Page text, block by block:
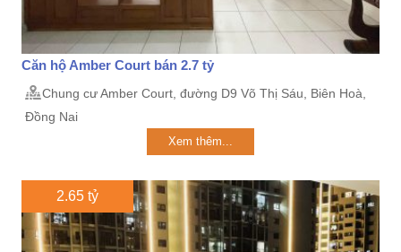
Căn hộ Amber Court bán 2.7 tỷ
Chung cư Amber Court, đường D9 Võ Thị Sáu, Biên Hoà,
Đồng Nai
Xem thêm...
2.65 tỷ